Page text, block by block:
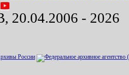
20.04.2006 - 2026